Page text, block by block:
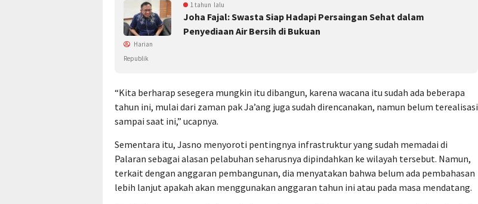
1 tahun lalu
Joha Fajal: Swasta Siap Hadapi Persaingan Sehat dalam
Penyediaan Air Bersih di Bukuan
Harian
Republik
“Kita berharap sesegera mungkin itu dibangun, karena wacana itu sudah ada beberapa
tahun ini, mulai dari zaman pak Ja’ang juga sudah direncanakan, namun belum terealisasi
sampai saat ini,” ucapnya.
Sementara itu, Jasno menyoroti pentingnya infrastruktur yang sudah memadai di
Palaran sebagai alasan pelabuhan seharusnya dipindahkan ke wilayah tersebut. Namun,
terkait dengan anggaran pembangunan, dia menyatakan bahwa belum ada pembahasan
lebih lanjut apakah akan menggunakan anggaran tahun ini atau pada masa mendatang.